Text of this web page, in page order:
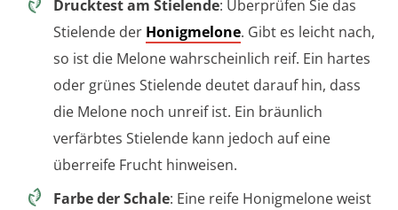
Drucktest am Stielende: Überprüfen Sie das
Stielende der Honigmelone. Gibt es leicht nach,
so ist die Melone wahrscheinlich reif. Ein hartes
oder grünes Stielende deutet darauf hin, dass
die Melone noch unreif ist. Ein bräunlich
verfärbtes Stielende kann jedoch auf eine
überreife Frucht hinweisen.
Farbe der Schale: Eine reife Honigmelone weist